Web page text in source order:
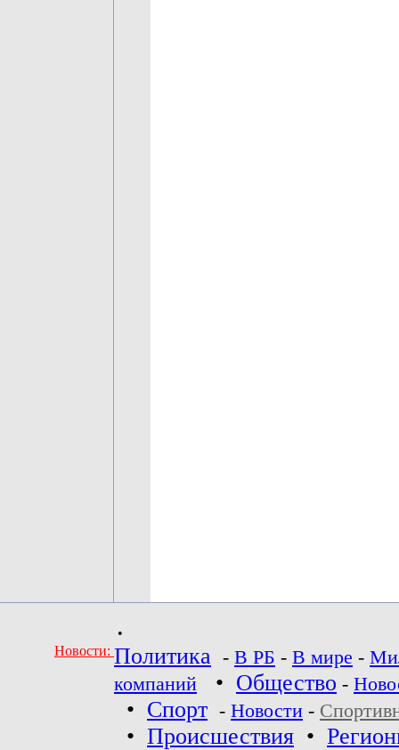
•
Новости: Политика - В РБ - В мире -
компаний
• Общество -
• Спорт - Новости -
• Происшествия •